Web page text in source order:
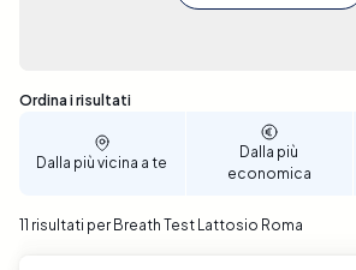
Sono stati trovati 11 risultati
Ordina i risultati
Dalla più vicina a te
Dalla più
economica
11 risultati per Breath Test Lattosio Roma